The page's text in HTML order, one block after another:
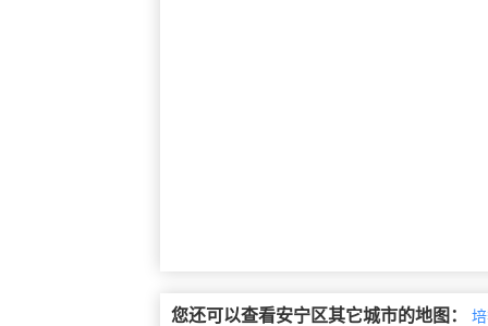
您还可以查看安宁区其它城市的地图：